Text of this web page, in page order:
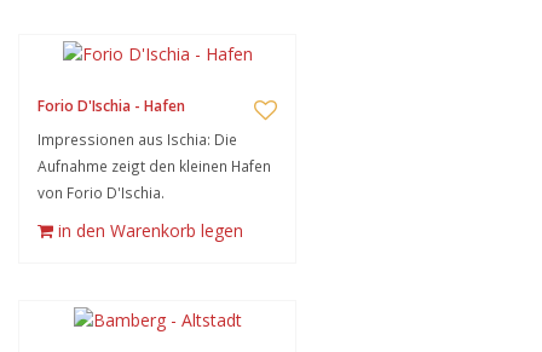
Forio D'Ischia - Hafen
Impressionen aus Ischia: Die
Aufnahme zeigt den kleinen Hafen
von Forio D'Ischia.
in den Warenkorb legen